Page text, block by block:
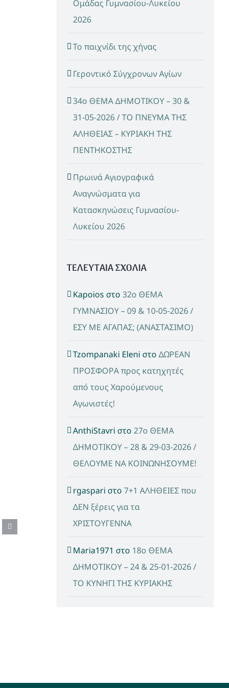
Ομάδας Γυμνασίου-Λυκείου
2026
Το παιχνίδι της χήνας
Γεροντικό Σύγχρονων Αγίων
34ο ΘΕΜΑ ΔΗΜΟΤΙΚΟΥ – 30 &
31-05-2026 / ΤΟ ΠΝΕΥΜΑ ΤΗΣ
ΑΛΗΘΕΙΑΣ – ΚΥΡΙΑΚΗ ΤΗΣ
ΠΕΝΤΗΚΟΣΤΗΣ
Πρωινά Αγιογραφικά
Αναγνώσματα για
Κατασκηνώσεις Γυμνασίου-
Λυκείου 2026
ΤΕΛΕΥΤΑΙΑ ΣΧΟΛΙΑ
Kapoios στο 32ο ΘΕΜΑ
ΓΥΜΝΑΣΙΟΥ – 09 & 10-05-2026 /
ΕΣΥ ΜΕ ΑΓΑΠΑΣ; (ΑΝΑΣΤΑΣΙΜΟ)
Tzompanaki Eleni στο ΔΩΡΕΑΝ
ΠΡΟΣΦΟΡΑ προς κατηχητές
από τους Χαρούμενους
Αγωνιστές!
AnthiStavri στο 27ο ΘΕΜΑ
ΔΗΜΟΤΙΚΟΥ – 28 & 29-03-2026 /
ΘΕΛΟΥΜΕ ΝΑ ΚΟΙΝΩΝΗΣΟΥΜΕ!
rgaspari στο 7+1 ΑΛΗΘΕΙΕΣ που
ΔΕΝ ξέρεις για τα
ΧΡΙΣΤΟΥΓΕΝΝΑ
Maria1971 στο 18ο ΘΕΜΑ
ΔΗΜΟΤΙΚΟΥ – 24 & 25-01-2026 /
ΤΟ ΚΥΝΗΓΙ ΤΗΣ ΚΥΡΙΑΚΗΣ